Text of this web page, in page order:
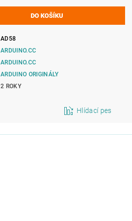
AD58
ARDUINO.CC
ARDUINO.CC
ARDUINO ORIGINÁLY
2 ROKY
Hlídací pes